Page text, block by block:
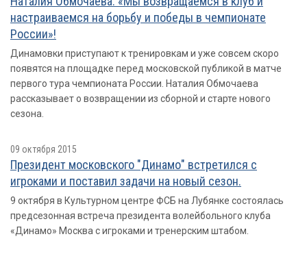
настраиваемся на борьбу и победы в чемпионате
России»!
Динамовки приступают к тренировкам и уже совсем скоро
появятся на площадке перед московской публикой в матче
первого тура чемпионата России. Наталия Обмочаева
рассказывает о возвращении из сборной и старте нового
сезона.
09 октября 2015
Президент московского "Динамо" встретился с
игроками и поставил задачи на новый сезон.
9 октября в Культурном центре ФСБ на Лубянке состоялась
предсезонная встреча президента волейбольного клуба
«Динамо» Москва с игроками и тренерским штабом.